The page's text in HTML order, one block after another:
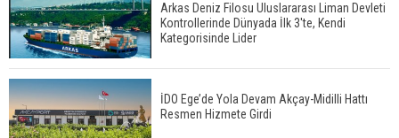
Arkas Deniz Filosu Uluslararası Liman Devleti
Kontrollerinde Dünyada İlk 3'te, Kendi
Kategorisinde Lider
İDO Ege’de Yola Devam Akçay-Midilli Hattı
Resmen Hizmete Girdi